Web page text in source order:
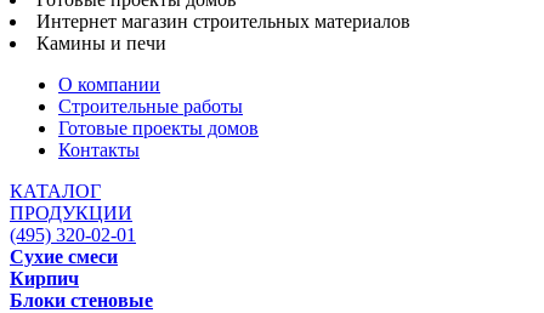
Интернет магазин строительных материалов
Камины и печи
О компании
Строительные работы
Готовые проекты домов
Контакты
КАТАЛОГ
ПРОДУКЦИИ
(495) 320-02-01
Сухие смеси
Кирпич
Блоки стеновые